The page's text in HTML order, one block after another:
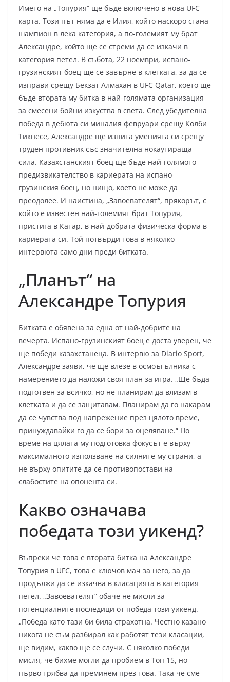
Името на „Топурия“ ще бъде включено в нова UFC
карта. Този път няма да е Илия, който наскоро стана
шампион в лека категория, а по-големият му брат
Александре, който ще се стреми да се изкачи в
категория петел. В събота, 22 ноември, испано-
грузинският боец ще се завърне в клетката, за да се
изправи срещу Бекзат Алмахан в UFC Qatar, което ще
бъде втората му битка в най-голямата организация
за смесени бойни изкуства в света. След убедителна
победа в дебюта си миналия февруари срещу Колби
Тикнесе, Александре ще изпита уменията си срещу
труден противник със значителна нокаутираща
сила. Казахстанският боец ще бъде най-голямото
предизвикателство в кариерата на испано-
грузинския боец, но нищо, което не може да
преодолее. И наистина, „Завоевателят“, прякорът, с
който е известен най-големият брат Топурия,
пристига в Катар, в най-добрата физическа форма в
кариерата си. Той потвърди това в няколко
интервюта само дни преди битката.
„Планът“ на
Александре Топурия
Битката е обявена за една от най-добрите на
вечерта. Испано-грузинският боец е доста уверен, че
ще победи казахстанеца. В интервю за Diario Sport,
Александре заяви, че ще влезе в осмоъгълника с
намерението да наложи своя план за игра. „Ще бъда
подготвен за всичко, но не планирам да влизам в
клетката и да се защитавам. Планирам да го накарам
да се чувства под напрежение през цялото време,
принуждавайки го да се бори за оцеляване.“ По
време на цялата му подготовка фокусът е върху
максималното използване на силните му страни, а
не върху опитите да се противопостави на
слабостите на опонента си.
Какво означава
победата този уикенд?
Въпреки че това е втората битка на Александре
Топурия в UFC, това е ключов мач за него, за да
продължи да се изкачва в класацията в категория
петел. „Завоевателят“ обаче не мисли за
потенциалните последици от победа този уикенд.
„Победа като тази би била страхотна. Честно казано
никога не съм разбирал как работят тези класации,
ще видим, какво ще се случи. С няколко победи
мисля, че бихме могли да пробием в Топ 15, но
първо трябва да преминем през това. Така че сме